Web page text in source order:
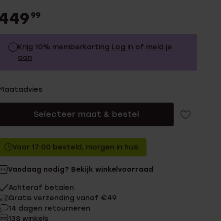
99
Krijg 10% memberkorting Log in of meld je
aan
Zonder memberkorting
Selecteer maat & bestel
Voor 17:00 besteld, morgen in huis
Vandaag nodig? Bekijk winkelvoorraad
Achteraf betalen
Gratis verzending vanaf €49
14 dagen retourneren
138 winkels